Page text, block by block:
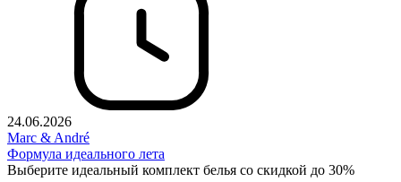
24.06.2026
Marc & André
Формула идеального лета
Выберите идеальный комплект белья со скидкой до 30%